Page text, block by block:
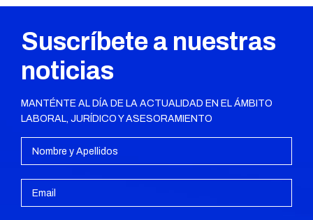
Suscríbete a nuestras
noticias
MANTÉNTE AL DÍA DE LA ACTUALIDAD EN EL ÁMBITO
LABORAL, JURÍDICO Y ASESORAMIENTO